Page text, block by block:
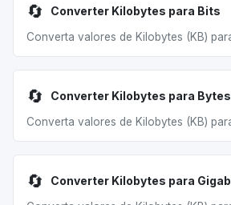
🔄 Converter Kilobytes para Bits
Converta valores de Kilobytes (KB)
🔄 Converter Kilobytes para Bytes
Converta valores de Kilobytes (KB)
🔄 Converter Kilobytes para